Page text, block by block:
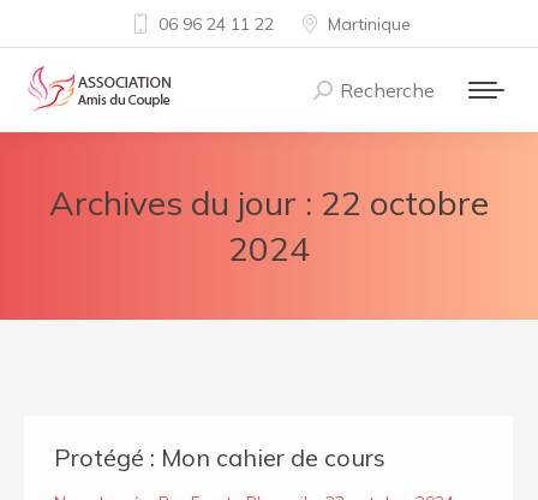
06 96 24 11 22 Martinique
Recherche
:
Recherche
Archives du jour : 22 octobre
2024
Protégé : Mon cahier de cours